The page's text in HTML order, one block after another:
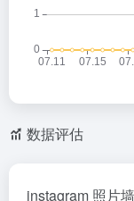
数据评估
instagram 照片